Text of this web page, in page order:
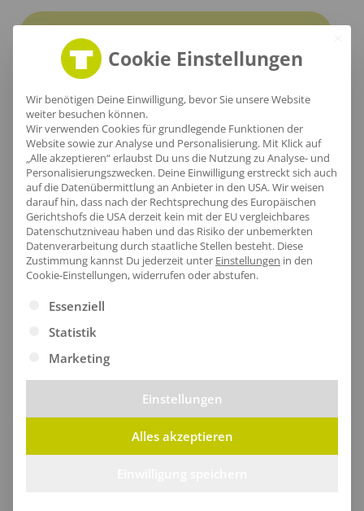
Produktinfo
Artikel-Nr.:RG264
Geschlecht:Herren
Armlänge:Kurzarm|Set-In|mit Bündchen
Obermaterial:100% Polyester
Grammatur:130 g/m²
Pflegehinweis:
Größentabelle
Cookie Einstellungen
Wir benötigen Deine Einwilligung, bevor Sie unsere Website
weiter besuchen können.
Wir verwenden Cookies für grundlegende Funktionen der
Website sowie zur Analyse und Personalisierung. Mit Klick auf
„Alle akzeptieren“ erlaubst Du uns die Nutzung zu Analyse- und
Personalisierungszwecken. Deine Einwilligung erstreckt sich auch
auf die Datenübermittlung an Anbieter in den USA. Wir weisen
darauf hin, dass nach der Rechtsprechung des Europäischen
Gerichtshofs die USA derzeit kein mit der EU vergleichbares
Datenschutzniveau haben und das Risiko der unbemerkten
Datenverarbeitung durch staatliche Stellen besteht. Diese
Zustimmung kannst Du jederzeit unter Einstellungen in den
Cookie-Einstellungen, widerrufen oder abstufen.
Es folgt eine Liste der Service-Gruppen, für die eine
Essenziell
Statistik
Marketing
Einstellungen
Alles akzeptieren